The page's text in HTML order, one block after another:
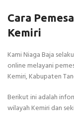
Cara
Kemiri
Kami Niaga Baja
online melayani
Kemiri, Kabupaten
Berikut ini adalah
wilayah Kemiri dan